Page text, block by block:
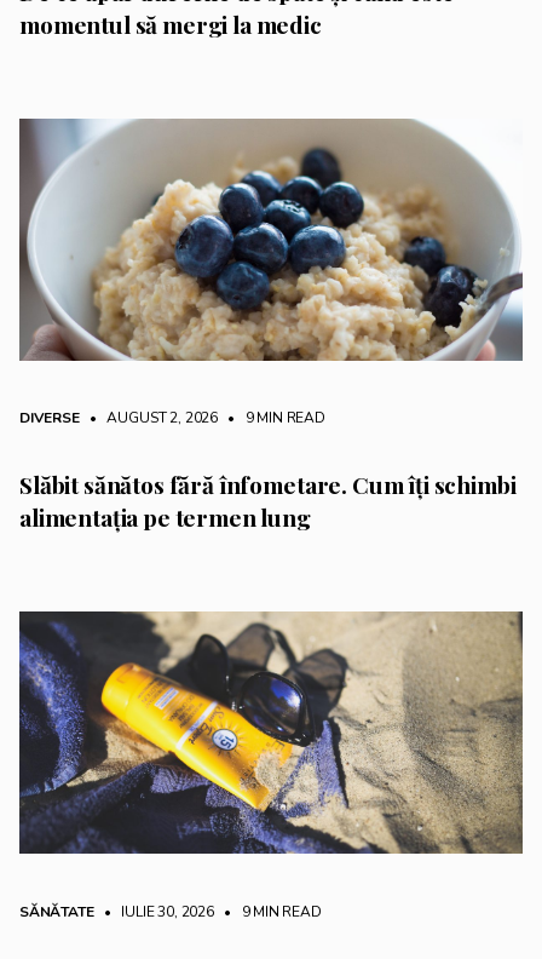
momentul să mergi la medic
DIVERSE • AUGUST 2, 2026 • 9 MIN READ
Slăbit sănătos fără înfometare. Cum îți schimbi
alimentația pe termen lung
SĂNĂTATE • IULIE 30, 2026 • 9 MIN READ